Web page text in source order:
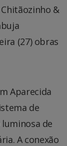
&
(27) obras
Aparecida
de
de
A conexão